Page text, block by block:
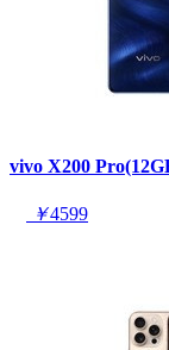
vivo X200
￥4599